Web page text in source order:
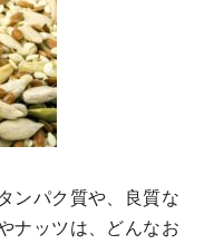
ンパク質や、良質な
ナッツは、どんなお